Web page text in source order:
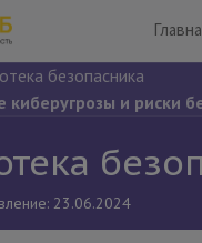
безопасника
киберугрозы и риски
23.06.2024